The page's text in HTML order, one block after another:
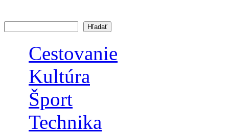
Cestovanie
Kultúra
Šport
Technika